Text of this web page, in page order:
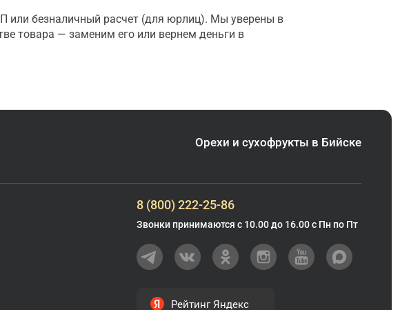
или безналичный расчет (для юрлиц). Мы уверены в
товара — заменим его или вернем деньги в
Орехи и сухофрукты в Бийске
8 (800) 222-25-86
Звонки принимаются с 10.00 до 16.00 с Пн по Пт
Рейтинг Яндекс